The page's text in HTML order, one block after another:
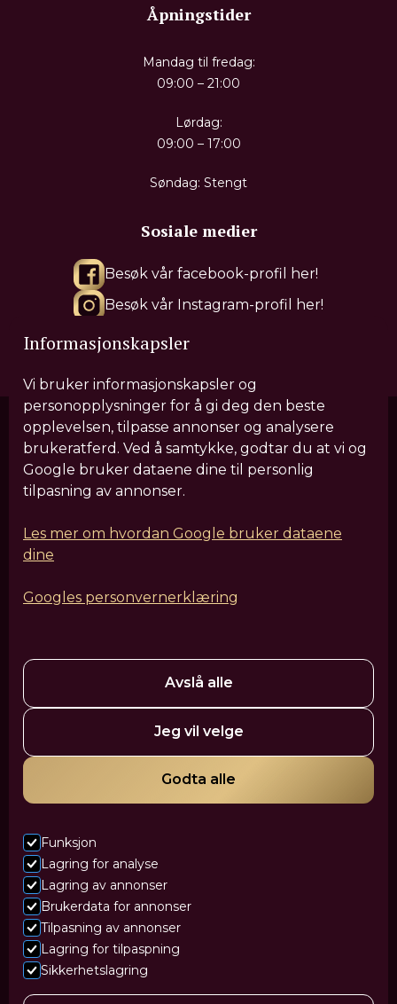
Informasjonskapsler
Vi bruker informasjonskapsler og
personopplysninger for å gi deg den beste
opplevelsen, tilpasse annonser og analysere
brukeratferd. Ved å samtykke, godtar du at vi og
Google bruker dataene dine til personlig
tilpasning av annonser.
Les mer om hvordan Google bruker dataene
dine
Googles personvernerklæring
Avslå alle
Jeg vil velge
Godta alle
Funksjon
Lagring for analyse
Lagring av annonser
Brukerdata for annonser
Tilpasning av annonser
Lagring for tilpaspning
Sikkerhetslagring
Åpningstider
Mandag til fredag:
09:00 – 21:00
Lørdag:
09:00 – 17:00
Søndag: Stengt
Sosiale medier
Besøk vår facebook-profil her!
Besøk vår Instagram-profil her!
Besøk vår Tiktok-profil her!
Våre behandlinger
SculptraIV DryppHårforbedrende behandlinger
Leppefiller
Fjerning av fillerRynkebehandling
Hudforbedrende laserbehandlinger
Polynukleotider - LaksespermMedisinsk hudpleie
VanityShapeCellulittreduksjon med filler
Mesoterapi – Pluryal MesolineTatoveringsfjerning
Hårfjerning med laser
Green Peel
© Vanity Clinic
Nettside levert av Horn Media
Personvern